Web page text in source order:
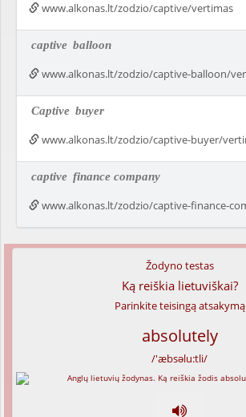
www.alkonas.lt/zodzio/captive/vertimas
captive balloon
www.alkonas.lt/zodzio/captive-balloon/
Captive buyer
www.alkonas.lt/zodzio/captive-buyer/
captive finance company
www.alkonas.lt/zodzio/captive-finance-
Žodyno testas
Ką reiškia lietuviškai?
Parinkite teisingą atsakymą
absolutely
/'æbsəlu:tli/